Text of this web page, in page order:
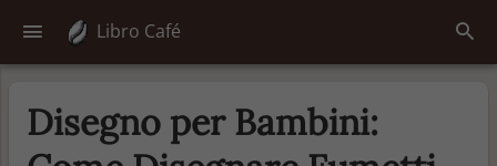
Libro Café
Disegno per Bambini: